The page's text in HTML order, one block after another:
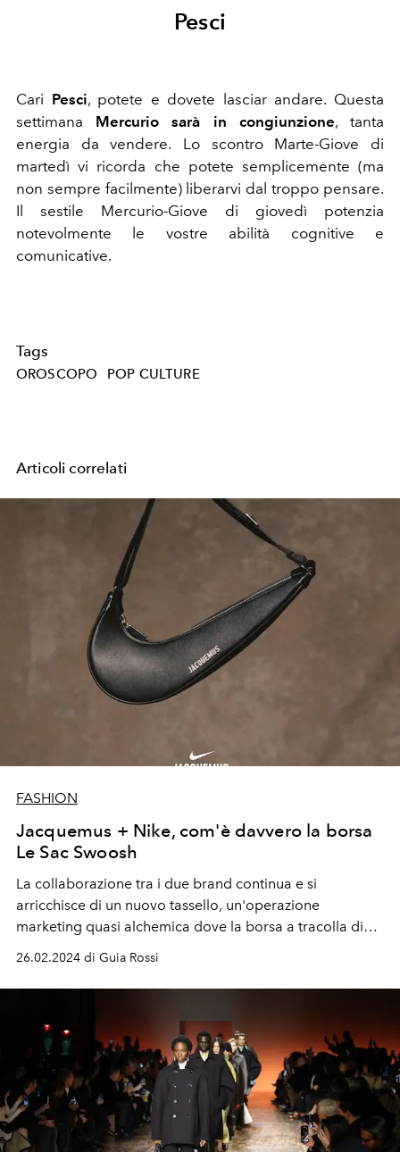
Pesci
Cari Pesci, potete e dovete lasciar andare. Questa
settimana Mercurio sarà in congiunzione, tanta
energia da vendere.
Lo scontro Marte-Giove di
martedì vi ricorda che potete semplicemente (ma
non sempre facilmente) liberarvi dal troppo pensare.
Il sestile Mercurio-Giove di giovedì potenzia
notevolmente le vostre abilità cognitive e
comunicative.
Tags
OROSCOPO POP CULTURE
Articoli correlati
FASHION
Jacquemus + Nike, com'è davvero la borsa
Le Sac Swoosh
La collaborazione tra i due brand continua e si
arricchisce di un nuovo tassello, un'operazione
marketing quasi alchemica dove la borsa a tracolla di
26.02.2024 di Guia Rossi